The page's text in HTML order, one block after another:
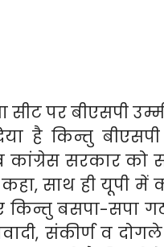
पर बीएसपी
है किन्तु
सरकार को
साथ ही यूपी में
किन्तु बसपा-सपा
संकीर्ण व दोगले